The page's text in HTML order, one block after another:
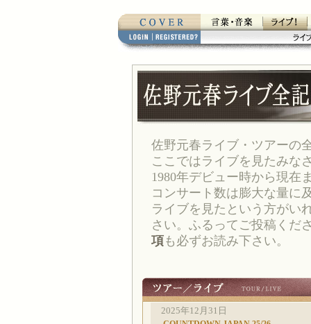
佐野元春ライブ・ツアーの
ここではライブを見たみな
1980年デビュー時から現在
コンサート数は膨大な量に
ライブを見たという方がい
さい。ふるってご投稿くだ
項も必ずお読み下さい。
2025年12月31日